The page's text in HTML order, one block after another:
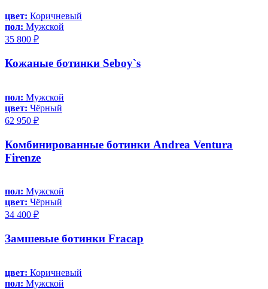
цвет: Коричневый
пол: Мужской
35 800 ₽
Кожаные ботинки Seboy`s
пол: Мужской
цвет: Чёрный
62 950 ₽
Комбинированные ботинки Andrea Ventura
Firenze
пол: Мужской
цвет: Чёрный
34 400 ₽
Замшевые ботинки Fracap
цвет: Коричневый
пол: Мужской